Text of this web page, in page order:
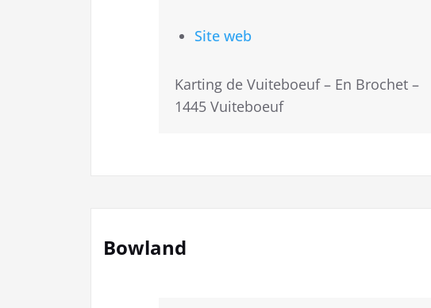
Site web
Karting de Vuiteboeuf – En Brochet –
1445 Vuiteboeuf
Bowland